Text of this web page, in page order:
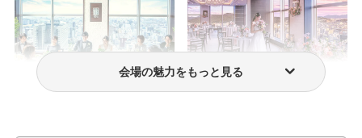
会場の魅力をもっと見る